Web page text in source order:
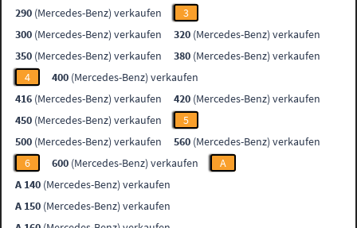
290 (Mercedes-Benz) verkaufen
3
300 (Mercedes-Benz) verkaufen 320 (Mercedes-Benz) verkaufen
350 (Mercedes-Benz) verkaufen 380 (Mercedes-Benz) verkaufen
4
400 (Mercedes-Benz) verkaufen
416 (Mercedes-Benz) verkaufen 420 (Mercedes-Benz) verkaufen
450 (Mercedes-Benz) verkaufen
5
500 (Mercedes-Benz) verkaufen 560 (Mercedes-Benz) verkaufen
6
600 (Mercedes-Benz) verkaufen
A
A 140 (Mercedes-Benz) verkaufen
A 150 (Mercedes-Benz) verkaufen